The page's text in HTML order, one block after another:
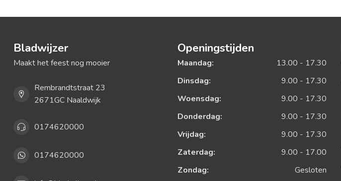
Bladwijzer
Maakt het feest nog mooier
Rembrandtstraat 23
2671GC Naaldwijk
0174620000
0174620000
Openingstijden
Maandag:
13.00 - 17.30
Dinsdag:
9.00 - 17.30
Woensdag:
9.00 - 17.30
Donderdag:
9.00 - 17.30
Vrijdag:
9.00 - 17.30
Zaterdag:
9.00 - 17.00
Zondag:
Gesloten